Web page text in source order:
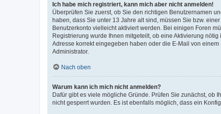
Ich habe mich registriert, kann mich aber nicht anmelden!
Überprüfen Sie zuerst, ob Sie den richtigen Benutzernamen
haben, dass Sie unter 13 Jahre alt sind, müssen Sie bzw.
Benutzerkonto vielleicht aktiviert werden. Bei einigen Foren
Registrierung wurde Ihnen mitgeteilt, ob eine Aktivierung
Adresse korrekt eingegeben haben oder die E-Mail von
Administrator.
Nach oben
Warum kann ich mich nicht anmelden?
Dafür gibt es viele mögliche Gründe. Prüfen Sie zunächst, ob
nicht gesperrt wurden. Es ist ebenfalls möglich, dass ein